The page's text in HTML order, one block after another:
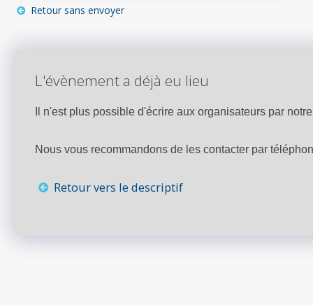
Retour sans envoyer
L'évènement a déjà eu lieu
Il n'est plus possible d'écrire aux organisateurs par
Nous vous recommandons de les contacter par
Retour vers le descriptif